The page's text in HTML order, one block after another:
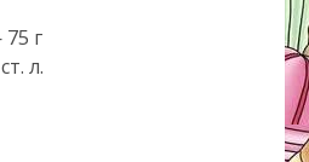
г
л.